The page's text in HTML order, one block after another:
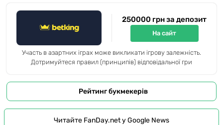
250000 грн за депозит
На сайт
Участь в азартних іграх може викликати ігрову залежність.
Дотримуйтеся правил (принципів) відповідальної гри
Рейтинг букмекерів
Читайте FanDay.net у Google News